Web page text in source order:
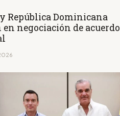
República Dominicana
negociación de acuerdo